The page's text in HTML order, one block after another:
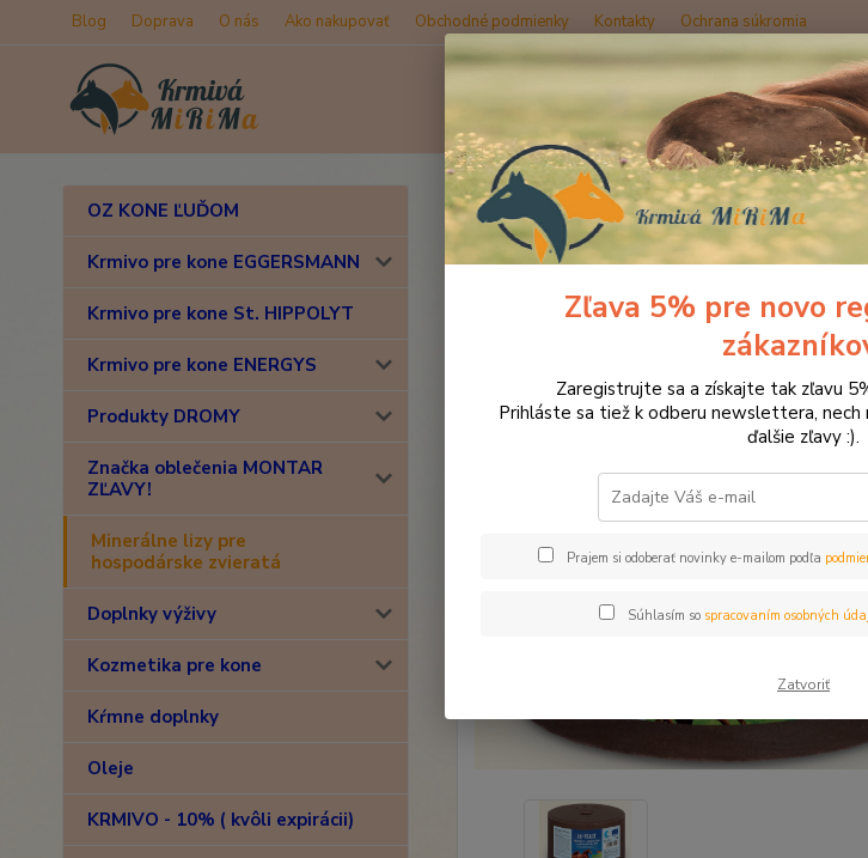
Blog Doprava O nás Ako nakupovať Obchodné podmienky Kontakty Ochrana súkromia
OZ KONE ĽUĎOM
Krmivo pre kone EGGERSMANN
Krmivo pre kone St. HIPPOLYT
Krmivo pre kone ENERGYS
Produkty DROMY
Značka oblečenia MONTAR
ZĽAVY!
Minerálne lizy pre
hospodárske zvieratá
Doplnky výživy
Kozmetika pre kone
Kŕmne doplnky
Oleje
KRMIVO - 10% ( kvôli expirácii)
Úvod Minerálne lizy pre hospodárske zvieratá
Probiotic hi yeast,
kvasinkovými kultúrami
Zľava 5% pre novo
Zaregistrujte sa a získajte tak zľavu
Prihláste sa tiež k odberu newslettera, nech
ďalšie zľavy :).
Prajem si odoberať novinky e-mailom podľa
Súhlasím so spracovaním osobných
Zatvoriť